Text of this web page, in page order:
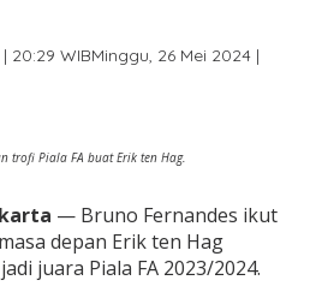
20:29 WIBMinggu, 26 Mei 2024 |
trofi Piala FA buat Erik ten Hag.
— Bruno Fernandes ikut
depan Erik ten Hag
juara Piala FA 2023/2024.